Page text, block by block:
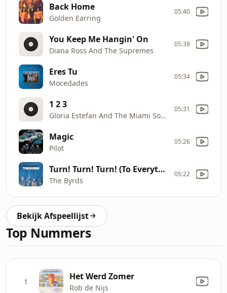
Back Home
Golden Earring
05:40
You Keep Me Hangin' On
Diana Ross And The Supremes
05:38
Eres Tu
Mocedades
05:34
1 2 3
Gloria Estefan And The Miami Sound Machine
05:31
Magic
Pilot
05:26
Turn! Turn! Turn! (To Everything There Is A Season)
The Byrds
05:22
Bekijk Afspeellijst
Top Nummers
1 Het Werd Zomer
Rob de Nijs